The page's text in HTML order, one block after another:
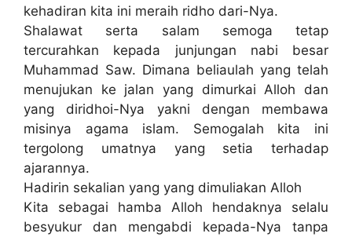
kehadiran kita ini meraih ridho dari-Nya.
Shalawat serta salam semoga tetap
tercurahkan kepada junjungan nabi besar
Muhammad Saw. Dimana beliaulah yang telah
menujukan ke jalan yang dimurkai Alloh dan
yang diridhoi-Nya yakni dengan membawa
misinya agama islam. Semogalah kita ini
tergolong umatnya yang setia terhadap
ajarannya.
Hadirin sekalian yang yang dimuliakan Alloh
Kita sebagai hamba Alloh hendaknya selalu
besyukur dan mengabdi kepada-Nya tanpa